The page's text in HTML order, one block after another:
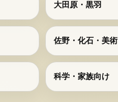
大田原・黒羽
佐野・化石・美術
科学・家族向け